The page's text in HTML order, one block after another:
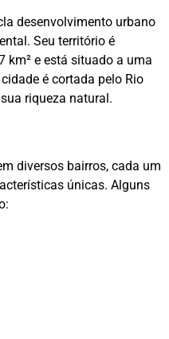
desenvolvimento urbano
Seu território é
km² e está situado a uma
é cortada pelo Rio
riqueza natural.
diversos bairros, cada um
únicas. Alguns